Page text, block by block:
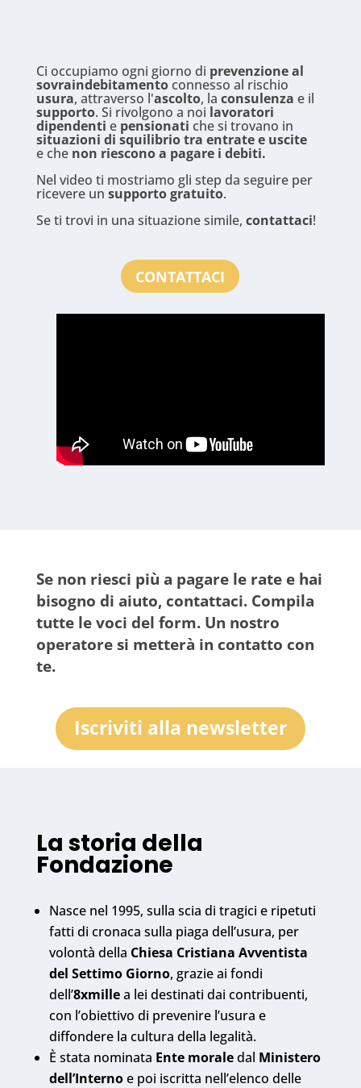
Ci occupiamo ogni giorno di prevenzione al
sovraindebitamentoconnesso al rischio
usura, attraverso l'ascolto, la consulenza e il
supporto. Si rivolgono a noi lavoratori
dipendenti e pensionati che si trovano in
situazioni di squilibrio tra entrate e uscite
e che non riescono a pagare i debiti.
Nel video ti mostriamo gli step da seguire per
ricevere un supporto gratuito.
Se ti trovi in una situazione simile, contattaci!
CONTATTACI
Se non riesci più a pagare le rate e hai
bisogno di aiuto, contattaci. Compila
tutte le voci del form. Un nostro
operatore si metterà in contatto con
te.
Iscriviti alla newsletter
La storia della
Fondazione
Nasce nel 1995, sulla scia di tragici e ripetuti
fatti di cronaca sulla piaga dell’usura, per
volontà della Chiesa Cristiana Avventista
del Settimo Giorno, grazie ai fondi
dell’8xmillea lei destinati dai contribuenti,
con l’obiettivo di prevenire l’usura e
diffondere la cultura della legalità.
È stata nominata Ente moraledal Ministero
dell’Internoe poi iscritta nell’elenco delle